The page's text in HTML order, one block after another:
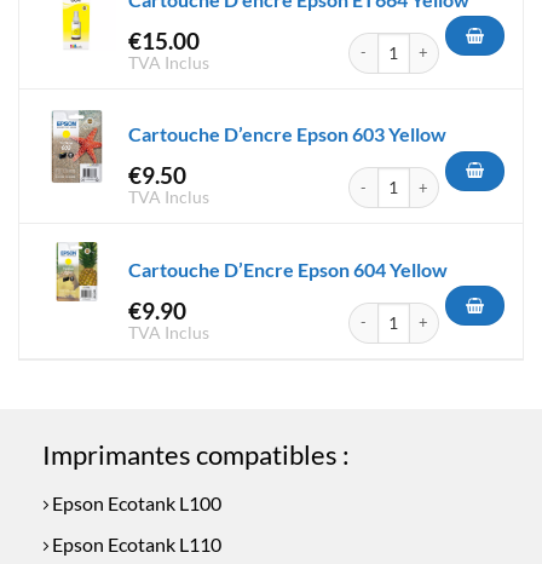
€15.00
TVA Inclus
quantité de Cartouche
Cartouche D’encre Epson 603 Yellow
€9.50
TVA Inclus
quantité de Cartouche
Cartouche D’Encre Epson 604 Yellow
€9.90
TVA Inclus
quantité de Cartouche
Imprimantes compatibles :
Epson Ecotank L100
Epson Ecotank L110